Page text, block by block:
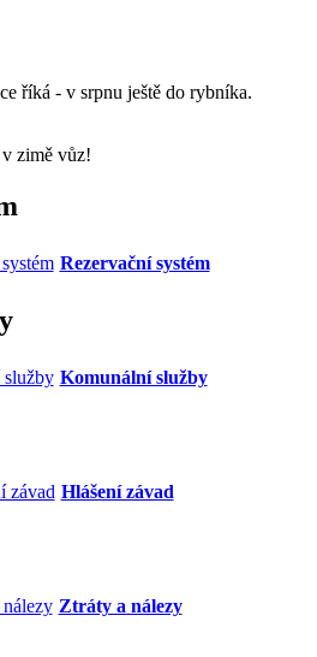
říká - v srpnu ještě do rybníka.
zimě vůz!
Rezervační systém
Komunální služby
Hlášení závad
Ztráty a nálezy